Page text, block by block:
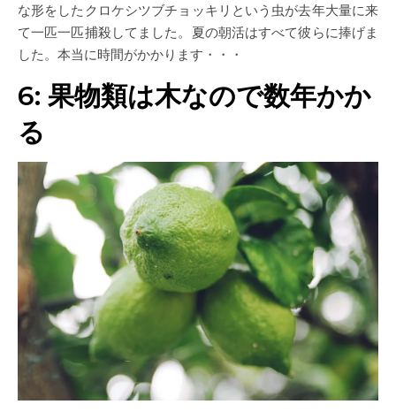
な形をしたクロケシツブチョッキリという虫が去年大量に来
て一匹一匹捕殺してました。夏の朝活はすべて彼らに捧げま
した。本当に時間がかかります・・・
6: 果物類は木なので数年かか
る